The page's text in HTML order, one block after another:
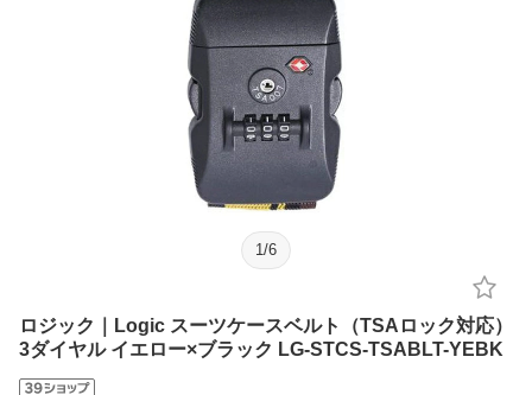
1 /6
ロジック｜Logic スーツケースベルト（TSAロック対応）
3ダイヤル イエロー×ブラック LG-STCS-TSABLT-YEBK